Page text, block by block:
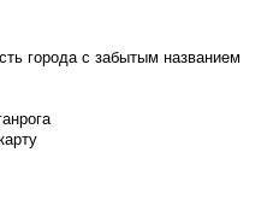
города с забытым названием